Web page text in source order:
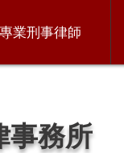
業刑事律師
事務所